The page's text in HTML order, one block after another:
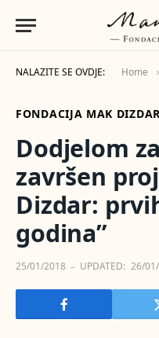
NALAZITE SE OVDJE: Home
FONDACIJA MAK DIZDAR
Dodjelom
završen
Dizdar:
godina”
25/01/2018 UPDATED: 26/